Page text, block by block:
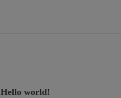
Hello world!